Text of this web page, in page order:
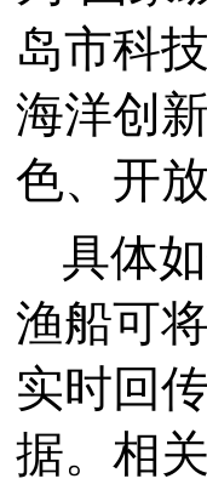
岛市科
海洋创
色、开
具体
渔船可
实时回
据。相